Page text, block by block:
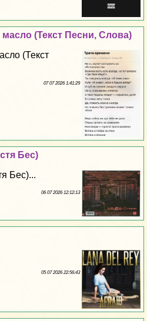
(Текст Песни, Слова)
(Текст
07 07 2026 1:41:29
Бес)
Бес)...
06 07 2026 12:12:13
05 07 2026 22:56:43